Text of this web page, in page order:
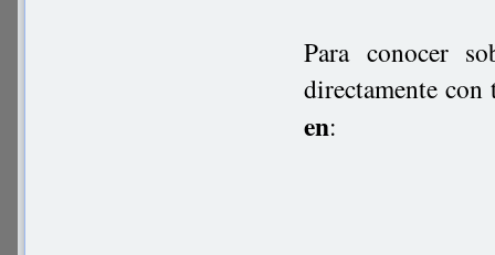
Para conocer
directamente
en: